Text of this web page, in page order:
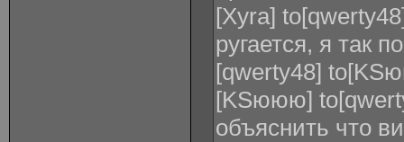
[Xyra]
ругается, я так
[qwerty48]
[KSююю]
объяснить что